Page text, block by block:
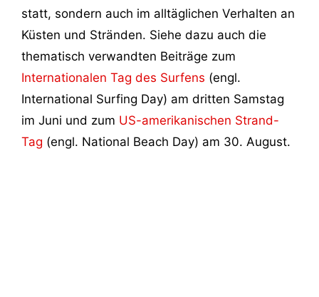
statt, sondern auch im alltäglichen Verhalten an
Küsten und Stränden. Siehe dazu auch die
thematisch verwandten Beiträge zum
Internationalen Tag des Surfens (engl.
International Surfing Day) am dritten Samstag
im Juni und zum US-amerikanischen Strand-
Tag (engl. National Beach Day) am 30. August.